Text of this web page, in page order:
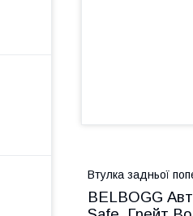
Втулка задньої
BELBOGG